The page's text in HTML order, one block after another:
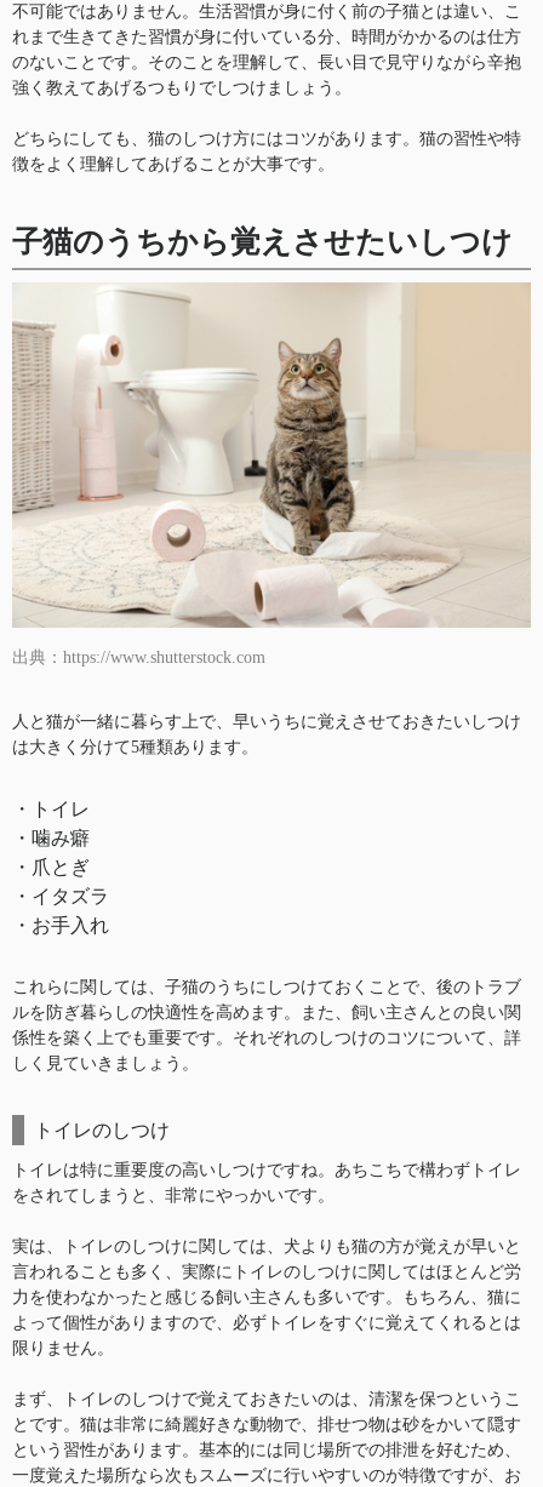
不可能ではありません。生活習慣が身に付く前の子猫とは違い、こ
れまで生きてきた習慣が身に付いている分、時間がかかるのは仕方
のないことです。そのことを理解して、長い目で見守りながら辛抱
強く教えてあげるつもりでしつけましょう。
どちらにしても、猫のしつけ方にはコツがあります。猫の習性や特
徴をよく理解してあげることが大事です。
子猫のうちから覚えさせたいしつけ
出典：https://www.shutterstock.com
人と猫が一緒に暮らす上で、早いうちに覚えさせておきたいしつけ
は大きく分けて5種類あります。
・トイレ
・噛み癖
・爪とぎ
・イタズラ
・お手入れ
これらに関しては、子猫のうちにしつけておくことで、後のトラブ
ルを防ぎ暮らしの快適性を高めます。また、飼い主さんとの良い関
係性を築く上でも重要です。それぞれのしつけのコツについて、詳
しく見ていきましょう。
トイレのしつけ
トイレは特に重要度の高いしつけですね。あちこちで構わずトイレ
をされてしまうと、非常にやっかいです。
実は、トイレのしつけに関しては、犬よりも猫の方が覚えが早いと
言われることも多く、実際にトイレのしつけに関してはほとんど労
力を使わなかったと感じる飼い主さんも多いです。もちろん、猫に
よって個性がありますので、必ずトイレをすぐに覚えてくれるとは
限りません。
まず、トイレのしつけで覚えておきたいのは、清潔を保つというこ
とです。猫は非常に綺麗好きな動物で、排せつ物は砂をかいて隠す
という習性があります。基本的には同じ場所での排泄を好むため、
一度覚えた場所なら次もスムーズに行いやすいのが特徴ですが、お